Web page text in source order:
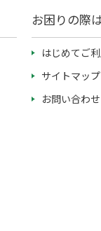
お困りの際
はじめてご
サイトマップ
お問い合わせ